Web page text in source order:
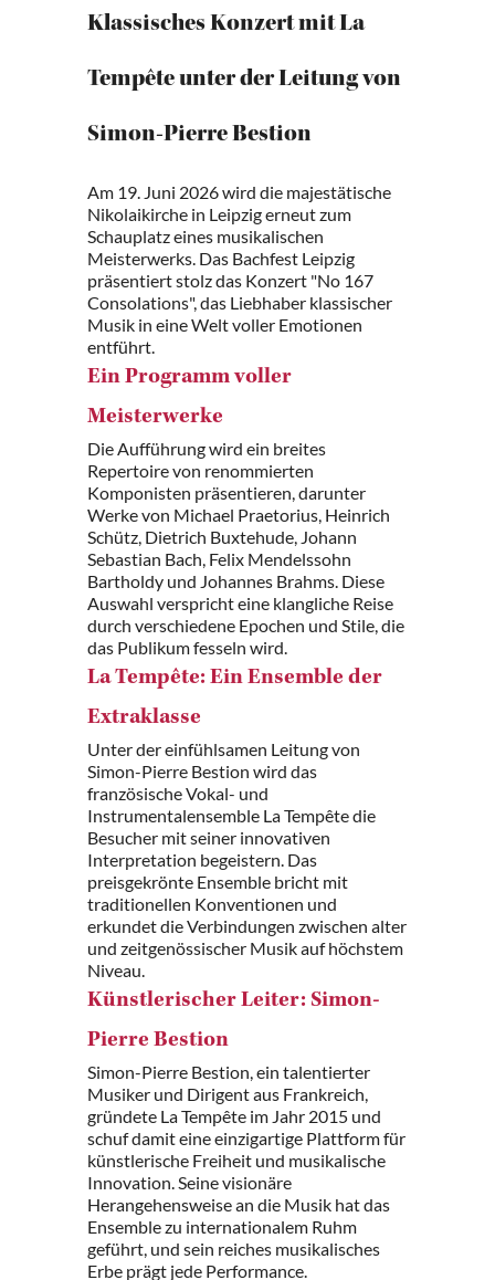
Klassisches Konzert mit La
Tempête unter der Leitung von
Simon-Pierre Bestion
Am 19. Juni 2026 wird die majestätische
Nikolaikirche in Leipzig erneut zum
Schauplatz eines musikalischen
Meisterwerks. Das Bachfest Leipzig
präsentiert stolz das Konzert "No 167
Consolations", das Liebhaber klassischer
Musik in eine Welt voller Emotionen
entführt.
Ein Programm voller
Meisterwerke
Die Aufführung wird ein breites
Repertoire von renommierten
Komponisten präsentieren, darunter
Werke von Michael Praetorius, Heinrich
Schütz, Dietrich Buxtehude, Johann
Sebastian Bach, Felix Mendelssohn
Bartholdy und Johannes Brahms. Diese
Auswahl verspricht eine klangliche Reise
durch verschiedene Epochen und Stile, die
das Publikum fesseln wird.
La Tempête: Ein Ensemble der
Extraklasse
Unter der einfühlsamen Leitung von
Simon-Pierre Bestion wird das
französische Vokal- und
Instrumentalensemble La Tempête die
Besucher mit seiner innovativen
Interpretation begeistern. Das
preisgekrönte Ensemble bricht mit
traditionellen Konventionen und
erkundet die Verbindungen zwischen alter
und zeitgenössischer Musik auf höchstem
Niveau.
Künstlerischer Leiter: Simon-
Pierre Bestion
Simon-Pierre Bestion, ein talentierter
Musiker und Dirigent aus Frankreich,
gründete La Tempête im Jahr 2015 und
schuf damit eine einzigartige Plattform für
künstlerische Freiheit und musikalische
Innovation. Seine visionäre
Herangehensweise an die Musik hat das
Ensemble zu internationalem Ruhm
geführt, und sein reiches musikalisches
Erbe prägt jede Performance.